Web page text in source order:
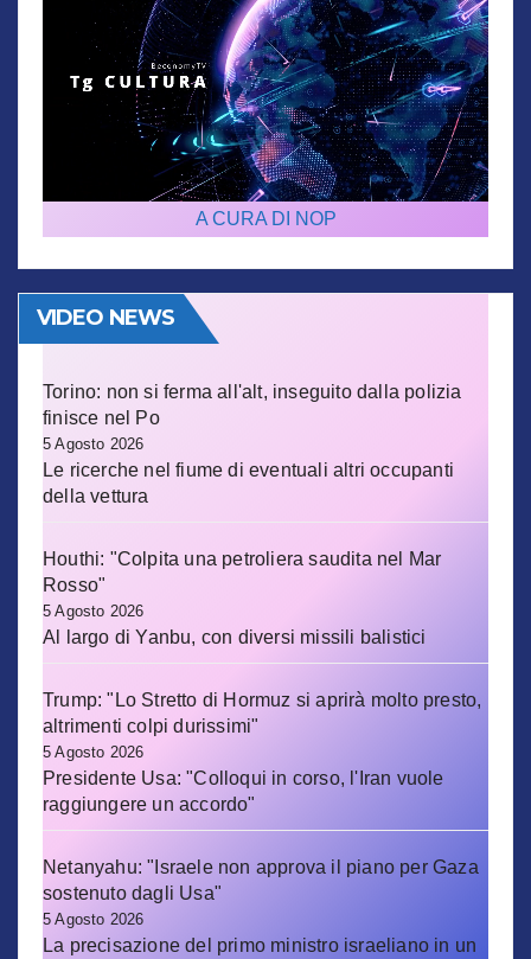
A CURA DI NOP
VIDEO NEWS
Torino: non si ferma all'alt, inseguito dalla polizia
finisce nel Po
5 Agosto 2026
Le ricerche nel fiume di eventuali altri occupanti
della vettura
Houthi: "Colpita una petroliera saudita nel Mar
Rosso"
5 Agosto 2026
Al largo di Yanbu, con diversi missili balistici
Trump: "Lo Stretto di Hormuz si aprirà molto presto,
altrimenti colpi durissimi"
5 Agosto 2026
Presidente Usa: "Colloqui in corso, l'Iran vuole
raggiungere un accordo"
Netanyahu: "Israele non approva il piano per Gaza
sostenuto dagli Usa"
5 Agosto 2026
La precisazione del primo ministro israeliano in un